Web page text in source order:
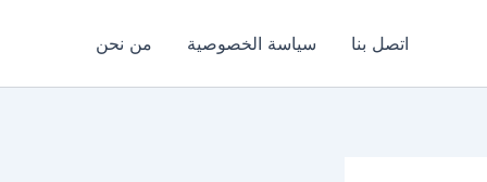
اتصل بنا سياسة الخصوصية من نحن